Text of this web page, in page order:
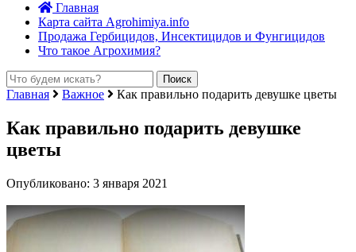
Главная
Карта сайта Agrohimiya.info
Продажа Гербицидов, Инсектицидов и Фунгицидов
Что такое Агрохимия?
Главная Важное Как правильно подарить девушке цветы
Как правильно подарить девушке
цветы
Опубликовано: 3 января 2021